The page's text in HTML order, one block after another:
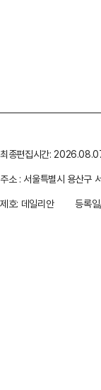
최종편집시간:
주소 : 서울특별시 용산구
제호: 데일리안
등록